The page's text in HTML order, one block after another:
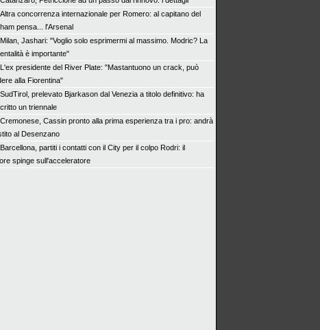
Altra concorrenza internazionale per Romero: al capitano del
pensa... l'Arsenal
Milan, Jashari: "Voglio solo esprimermi al massimo. Modric? La
è importante"
L'ex presidente del River Plate: "Mastantuono un crack, può
alla Fiorentina"
SudTirol, prelevato Bjarkason dal Venezia a titolo definitivo: ha
un triennale
Cremonese, Cassin pronto alla prima esperienza tra i pro: andrà
al Desenzano
Barcellona, partiti i contatti con il City per il colpo Rodri: il
spinge sull'acceleratore